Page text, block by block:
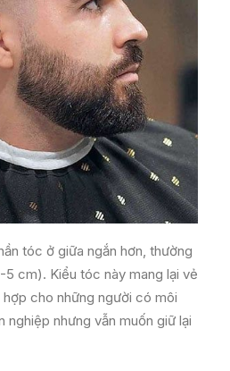
tóc ở giữa ngắn hơn, thường
5 cm). Kiểu tóc này mang lại vẻ
cho những người có môi
nhưng vẫn muốn giữ lại